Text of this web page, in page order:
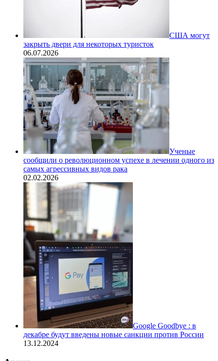
США могут
закрыть двери для некоторых туристок
06.07.2026
Ученые
сообщили о революционном успехе в лечении одного из
самых агрессивных видов рака
02.02.2026
Google Goodbye : в
декабре будут введены новые санкции против России
13.12.2024